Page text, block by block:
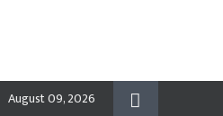
August 09, 2026